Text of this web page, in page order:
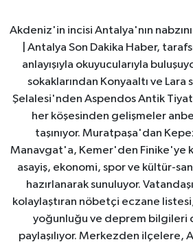
Akdeniz'in incisi Antalya'nın
| Antalya Son Dakika Haber,
anlayışıyla okuyucularıyla
sokaklarından Konyaaltı ve
Şelalesi'nden Aspendos Antik
her köşesinden gelişmeler
taşınıyor. Muratpaşa'dan
Manavgat'a, Kemer'den Finike'ye
asayiş, ekonomi, spor ve kültür-
hazırlanarak sunuluyor.
kolaylaştıran nöbetçi eczane
yoğunluğu ve deprem bilgileri
paylaşılıyor. Merkezden ilçelere,